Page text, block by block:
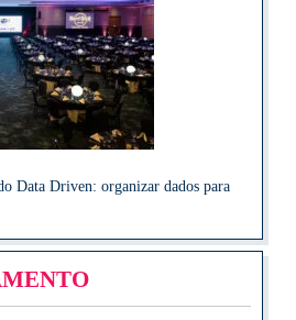
Data Driven: organizar dados para